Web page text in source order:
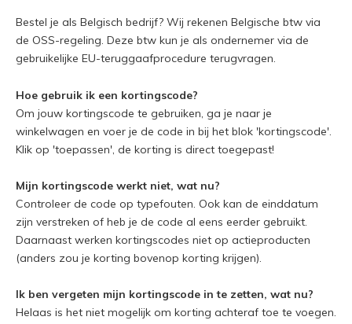
Bestel je als Belgisch bedrijf? Wij rekenen Belgische btw via
de OSS-regeling. Deze btw kun je als ondernemer via de
gebruikelijke EU-teruggaafprocedure terugvragen.
Hoe gebruik ik een kortingscode?
Om jouw kortingscode te gebruiken, ga je naar je
winkelwagen en voer je de code in bij het blok 'kortingscode'.
Klik op 'toepassen', de korting is direct toegepast!
Mijn kortingscode werkt niet, wat nu?
Controleer de code op typefouten. Ook kan de einddatum
zijn verstreken of heb je de code al eens eerder gebruikt.
Daarnaast werken kortingscodes niet op actieproducten
(anders zou je korting bovenop korting krijgen).
Ik ben vergeten mijn kortingscode in te zetten, wat nu?
Helaas is het niet mogelijk om korting achteraf toe te voegen.